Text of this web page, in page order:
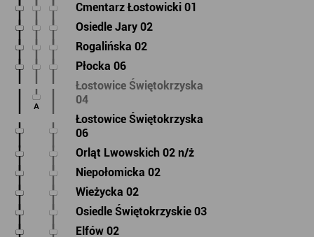
Cmentarz Łostowicki 01
Osiedle Jary 02
Rogalińska 02
Płocka 06
A
Łostowice Świętokrzyska
04
Łostowice Świętokrzyska
06
Orląt Lwowskich 02 n/ż
Niepołomicka 02
Wieżycka 02
Osiedle Świętokrzyskie 03
Elfów 02